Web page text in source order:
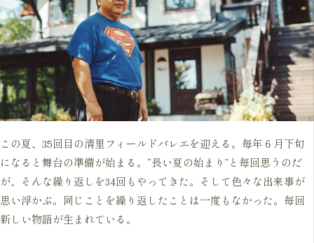
この夏、35回目の清里フィールドバレエを迎える。毎年６月下旬
になると舞台の準備が始まる。“長い夏の始まり”と毎回思うのだ
が、そんな繰り返しを34回もやってきた。そして色々な出来事が
思い浮かぶ。同じことを繰り返したことは一度もなかった。毎回
新しい物語が生まれている。